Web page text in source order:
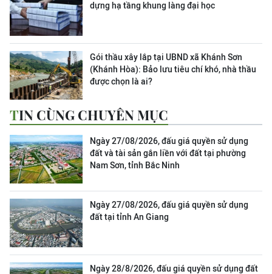
dựng hạ tầng khung làng đại học
Gói thầu xây lắp tại UBND xã Khánh Sơn
(Khánh Hòa): Bảo lưu tiêu chí khó, nhà thầu
được chọn là ai?
TIN CÙNG CHUYÊN MỤC
Ngày 27/08/2026, đấu giá quyền sử dụng
đất và tài sản gắn liền với đất tại phường
Nam Sơn, tỉnh Bắc Ninh
Ngày 27/08/2026, đấu giá quyền sử dụng
đất tại tỉnh An Giang
Ngày 28/8/2026, đấu giá quyền sử dụng đất